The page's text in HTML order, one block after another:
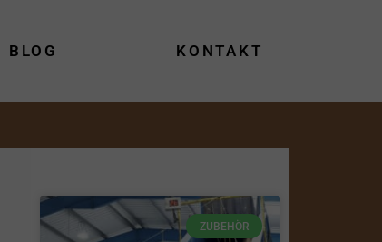
BLOG KONTAKT
ZUBEHÖR